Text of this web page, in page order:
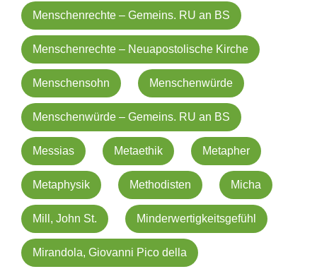
Menschenrechte – Gemeins. RU an BS
Menschenrechte – Neuapostolische Kirche
Menschensohn Menschenwürde
Menschenwürde – Gemeins. RU an BS
Messias Metaethik Metapher
Metaphysik Methodisten Micha
Mill, John St. Minderwertigkeitsgefühl
Mirandola, Giovanni Pico della